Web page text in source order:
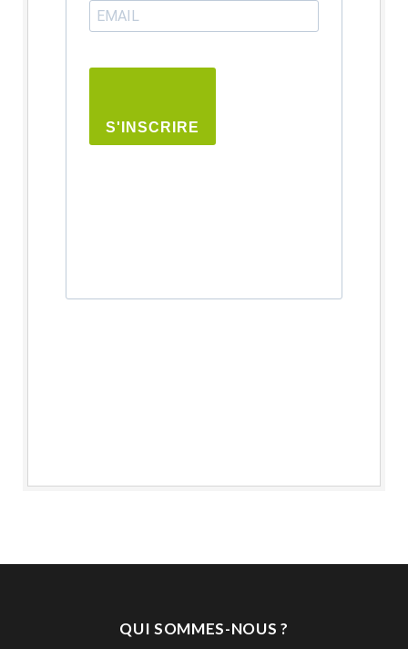
S'INSCRIRE
QUI SOMMES-NOUS ?